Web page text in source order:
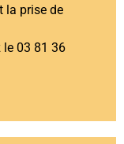
la prise de
le 03 81 36